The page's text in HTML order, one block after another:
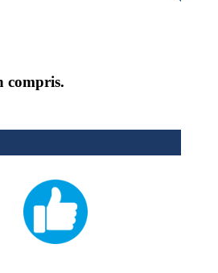
compris.